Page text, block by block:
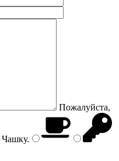
Пожалуйста,
Чашку.